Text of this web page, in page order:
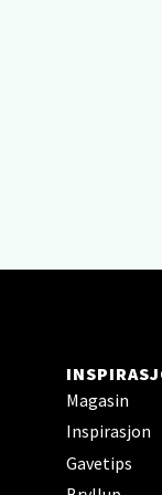
Magasin
Inspirasjon
Gavetips